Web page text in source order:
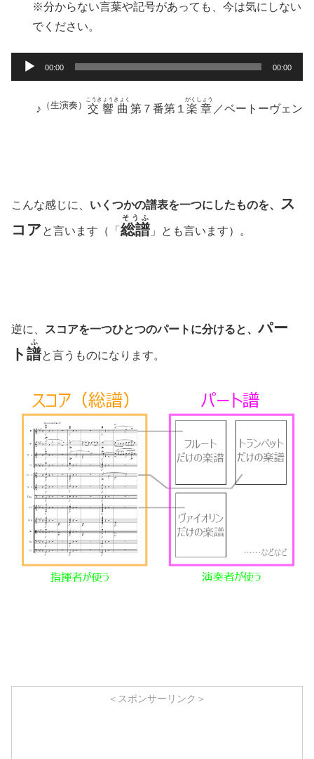
※分からない言葉や記号があっても、今は気にしない
でください。
声
00:00 00:00
♪ （生演奏） 交響曲
こうきょうきょく
第７番第１ 楽章
がくしょう
／ベートーヴェン
こんな感じに、 いくつかの譜表を一つにしたものを、
ス
コアと言います（「 総譜
そうふ
」とも言います）。
逆に、 スコアを一つひとつのパートに分けると、パー
ト 譜
ふ
と言うものになります。
＜スポンサーリンク＞